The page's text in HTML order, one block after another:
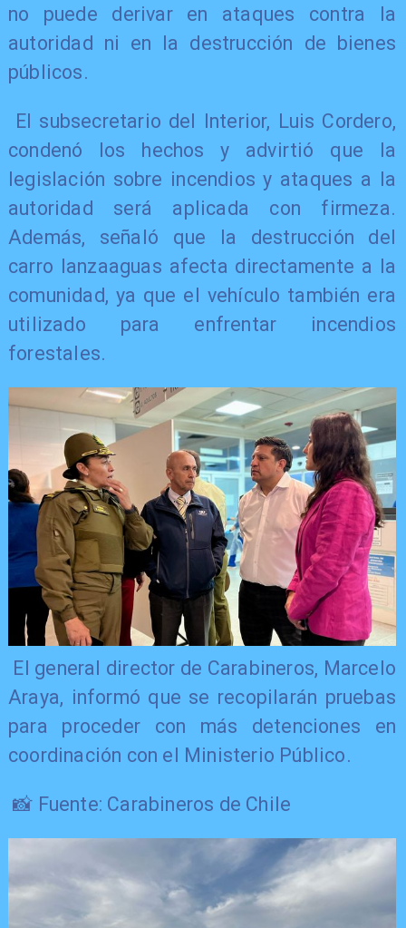
no puede derivar en ataques contra la
autoridad ni en la destrucción de bienes
públicos.
El subsecretario del Interior, Luis Cordero,
condenó los hechos y advirtió que la
legislación sobre incendios y ataques a la
autoridad será aplicada con firmeza.
Además, señaló que la destrucción del
carro lanzaaguas afecta directamente a la
comunidad, ya que el vehículo también era
utilizado para enfrentar incendios
forestales.
​ El general director de Carabineros, Marcelo
Araya, informó que se recopilarán pruebas
para proceder con más detenciones en
coordinación con el Ministerio Público.
📸 Fuente: Carabineros de Chile